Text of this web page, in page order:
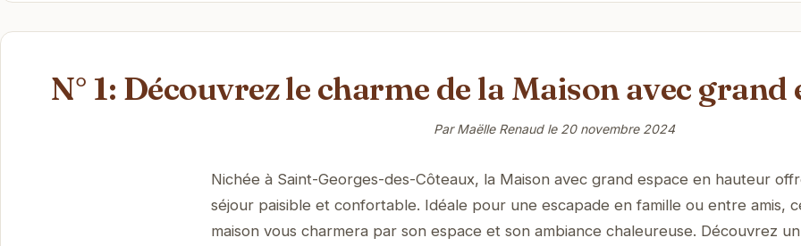
N° 1: Découvrez le charme de la Maison avec grand
Par Maëlle Renaud le 20 novembre 2024
Nichée à Saint-Georges-des-Côteaux, la Maison avec grand espace en hauteur
séjour paisible et confortable. Idéale pour une escapade en famille ou entre amis,
maison vous charmera par son espace et son ambiance chaleureuse. Découvrez